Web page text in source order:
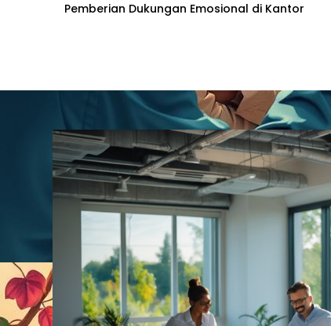
Pemberian Dukungan Emosional di Kantor